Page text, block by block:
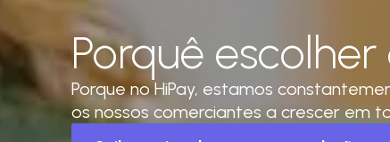
Porquê escolher
Porque no HiPay, estamos
os nossos comerciantes a crescer em